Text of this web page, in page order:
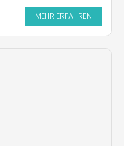
MEHR ERFAHREN